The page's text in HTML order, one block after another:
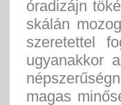
óradizájn
skálán
szeretettel
ugyanakkor
magas